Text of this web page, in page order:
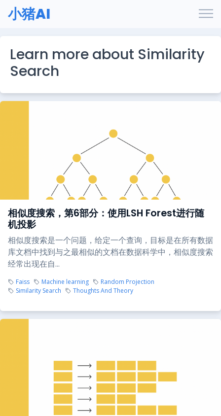
小猪AI
Learn more about Similarity
Search
相似度搜索，第6部分：使用LSH Forest进行随
机投影
相似度搜索是一个问题，给定一个查询，目标是在所有数据
库文档中找到与之最相似的文档在数据科学中，相似度搜索
经常出现在自...
Faiss Machine learning
Random Projection
Similarity Search
Thoughts And Theory